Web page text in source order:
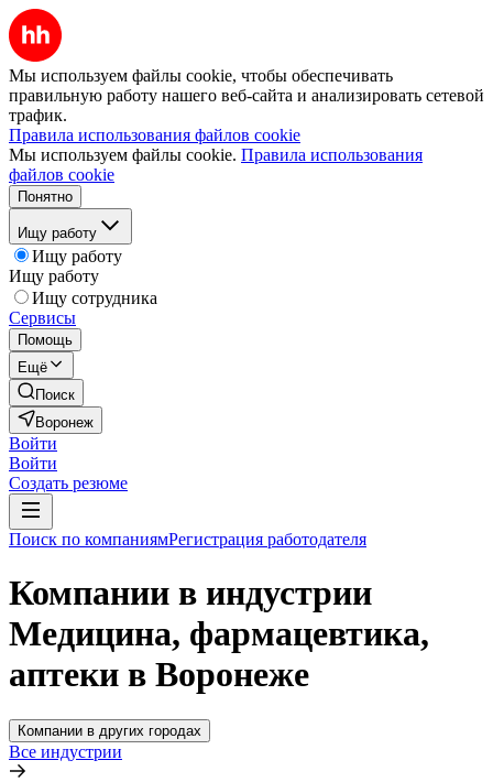
Мы используем файлы cookie, чтобы обеспечивать
правильную работу нашего веб-сайта и анализировать сетевой
трафик.
Правила использования файлов cookie
Мы используем файлы cookie. Правила использования
файлов cookie
Понятно
Ищу работу
Ищу работу
Ищу работу
Ищу сотрудника
Сервисы
Помощь
Ещё
Поиск
Воронеж
Войти
Войти
Создать резюме
Поиск по компаниямРегистрация работодателя
Компании в индустрии
Медицина, фармацевтика,
аптеки в Воронеже
Компании в других городах
Все индустрии